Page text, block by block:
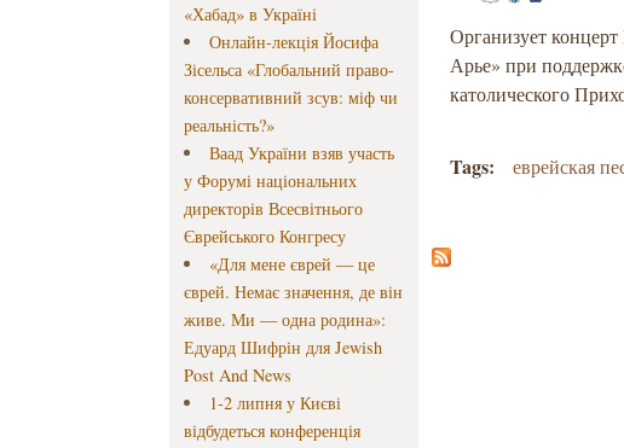
«Хабад» в Україні
Онлайн-лекція Йосифа
Зісельса «Глобальний право-
консервативний зсув: міф чи
реальність?»
Ваад України взяв участь
у Форумі національних
директорів Всесвітнього
Єврейського Конгресу
«Для мене єврей — це
єврей. Немає значення, де він
живе. Ми — одна родина»:
Едуард Шифрін для Jewish
Post And News
1-2 липня у Києві
відбудеться конференція
Организует
Арье» при
католического
Tags: еврейская